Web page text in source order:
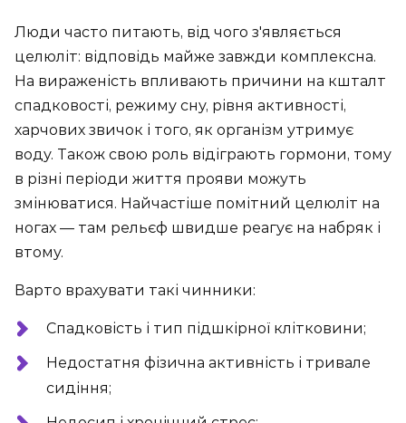
Люди часто питають, від чого з'являється
целюліт: відповідь майже завжди комплексна.
На вираженість впливають причини на кшталт
спадковості, режиму сну, рівня активності,
харчових звичок і того, як організм утримує
воду. Також свою роль відіграють гормони, тому
в різні періоди життя прояви можуть
змінюватися. Найчастіше помітний целюліт на
ногах — там рельєф швидше реагує на набряк і
втому.
Варто врахувати такі чинники:
Спадковість і тип підшкірної клітковини;
Недостатня фізична активність і тривале
сидіння;